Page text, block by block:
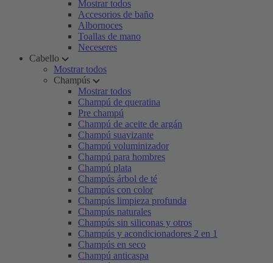
Mostrar todos
Accesorios de baño
Albornoces
Toallas de mano
Neceseres
Cabello
Mostrar todos
Champús
Mostrar todos
Champú de queratina
Pre champú
Champú de aceite de argán
Champú suavizante
Champú voluminizador
Champú para hombres
Champú plata
Champús árbol de té
Champús con color
Champús limpieza profunda
Champús naturales
Champús sin siliconas y otros
Champús y acondicionadores 2 en 1
Champús en seco
Champú anticaspa